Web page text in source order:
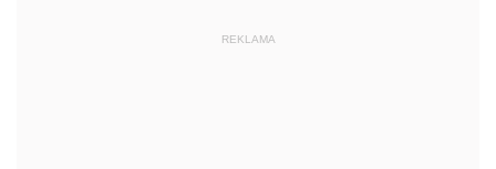
REKLAMA